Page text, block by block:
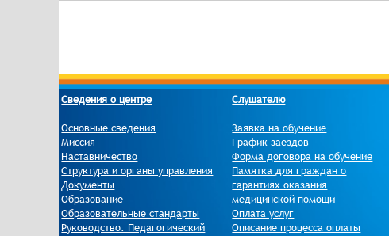
Сведения о центре
Основные сведения
Миссия
Наставничество
Структура и органы управления
Документы
Образование
Образовательные стандарты
Руководство. Педагогический
Слушателю
Заявка на обучение
График заездов
Форма договора на обучение
Памятка для граждан о
гарантиях оказания
медицинской помощи
Оплата услуг
Описание процесса оплаты